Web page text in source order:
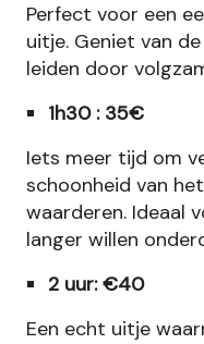
Perfect voor een
uitje. Geniet van
leiden door
1h30 : 35€
Iets meer tijd om
schoonheid van
waarderen. Ideaal
langer willen
2 uur: €40
Een echt uitje